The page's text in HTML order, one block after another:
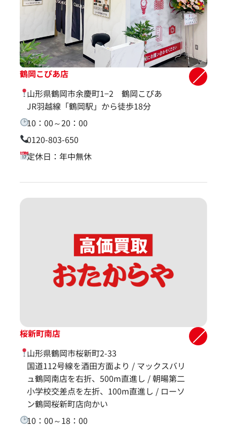
鶴岡こぴあ店
山形県鶴岡市余慶町1−2 鶴岡こぴあ
JR羽越線「鶴岡駅」から徒歩18分
10：00～20：00
0120-803-650
定休日：年中無休
桜新町南店
山形県鶴岡市桜新町2-33
国道112号線を酒田方面より / マックスバリ
ュ鶴岡南店を右折、500m直進し / 朝暘第二
小学校交差点を左折、100m直進し / ローソ
ン鶴岡桜新町店向かい
10：00～18：00